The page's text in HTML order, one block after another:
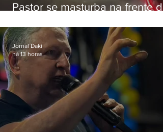
Pastor se masturba na frente de
Jornal Daki
há 13 horas